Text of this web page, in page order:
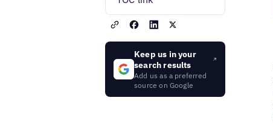
Keep us in your
search results
Add us as a preferred
source on Google